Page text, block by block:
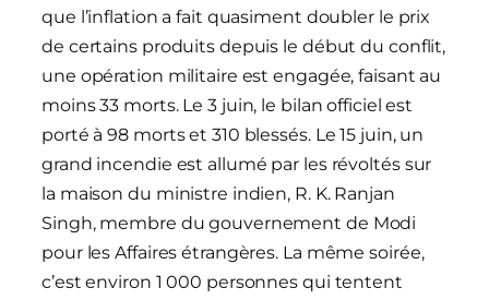
que l’inflation a fait quasiment doubler le prix
de certains produits depuis le début du conflit,
une opération militaire est engagée, faisant au
moins 33 morts. Le 3 juin, le bilan officiel est
porté à 98 morts et 310 blessés. Le 15 juin, un
grand incendie est allumé par les révoltés sur
la maison du ministre indien, R. K. Ranjan
Singh, membre du gouvernement de Modi
pour les Affaires étrangères. La même soirée,
c’est environ 1 000 personnes qui tentent